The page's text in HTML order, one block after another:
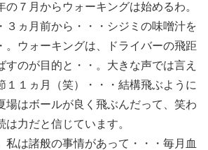
の７月からウォーキングは始めるわ。
３ヵ月前から・・・シジミの味噌汁を
。ウォーキングは、ドライバーの飛距
すのが目的と・・。大きな声では言え
１１ヵ月（笑）・・・結構飛ぶように
場はボールが良く飛ぶんだって、笑わ
力だと信じています。
私は諸般の事情があって・・・毎月血